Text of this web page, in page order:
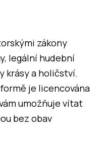
zákony
legální hudební
krásy a holičství.
je licencována
umožňuje vítat
bez obav